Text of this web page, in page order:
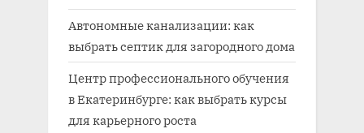
Автономные канализации: как
выбрать септик для загородного дома
Центр профессионального обучения
в Екатеринбурге: как выбрать курсы
для карьерного роста